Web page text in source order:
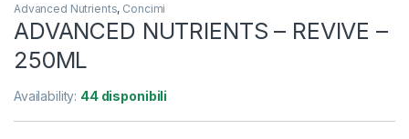
Advanced Nutrients, Concimi
ADVANCED NUTRIENTS – REVIVE –
250ML
Availability: 44 disponibili